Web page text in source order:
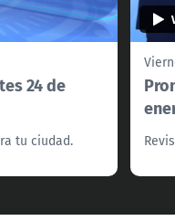
24 de
tu ciudad.